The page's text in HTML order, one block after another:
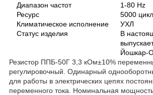
Диапазон частот
1-80 Hz
Ресурс
5000
Климатическое исполнение
УХЛ
Статус изделия
В
Йошкар-
Резистор ППБ-50Г 3,3 кОм±10%
регулировочный. Одинарный
для работы в электрических цепях
переменного тока. Номинальная